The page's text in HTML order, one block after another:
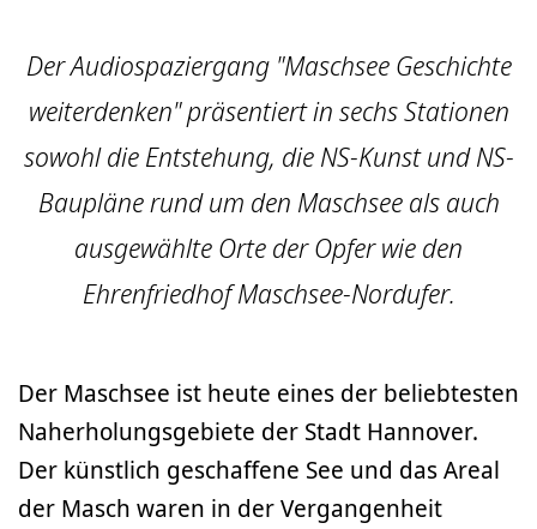
Der Audiospaziergang "Maschsee Geschichte
weiterdenken" präsentiert in sechs Stationen
sowohl die Entstehung, die NS-Kunst und NS-
Baupläne rund um den Maschsee als auch
ausgewählte Orte der Opfer wie den
Ehrenfriedhof Maschsee-Nordufer.
Der Maschsee ist heute eines der beliebtesten
Naherholungsgebiete der Stadt Hannover.
Der künstlich geschaffene See und das Areal
der Masch waren in der Vergangenheit